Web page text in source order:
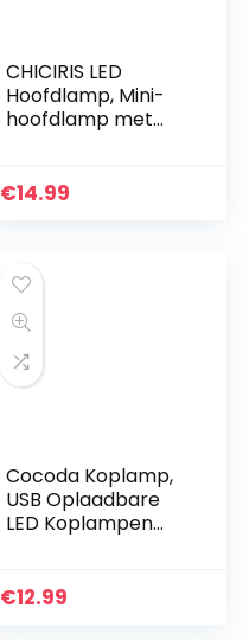
CHICIRIS LED
Hoofdlamp, Mini-
hoofdlamp met
1200Mah
€14.99
Cocoda Koplamp,
USB Oplaadbare
LED Koplampen
160 Lumen,
€12.99